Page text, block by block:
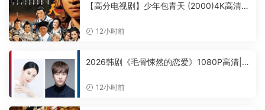
【高分电视剧】少年包青天 (2000)4K高清全
情 / 悬疑 / 古装|又名: 少年包青天 第一部|夸
12小时前
2026韩剧《毛骨悚然的恋爱》1080P高清|朴
搭档，于是两人联手侦破悬案。又名: 我的见
12小时前